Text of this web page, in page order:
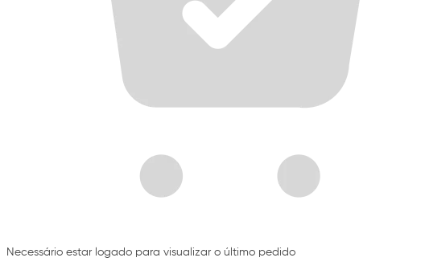
Necessário estar logado para visualizar o último pedido